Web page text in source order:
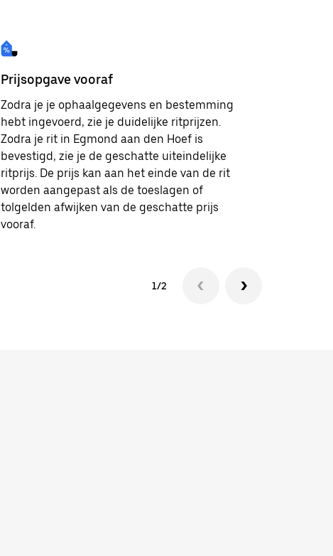
Prijsopgave vooraf
Zodra je je ophaalgegevens en bestemming
hebt ingevoerd, zie je duidelijke ritprijzen.
Zodra je rit in Egmond aan den Hoef is
bevestigd, zie je de geschatte uiteindelijke
ritprijs. De prijs kan aan het einde van de rit
worden aangepast als de toeslagen of
tolgelden afwijken van de geschatte prijs
vooraf.
1/2